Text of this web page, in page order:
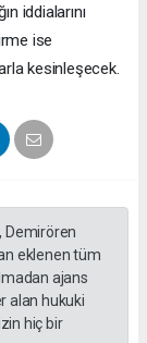
iddialarını
ise
kesinleşecek.
Demirören
eklenen tüm
ajans
alan hukuki
hiç bir